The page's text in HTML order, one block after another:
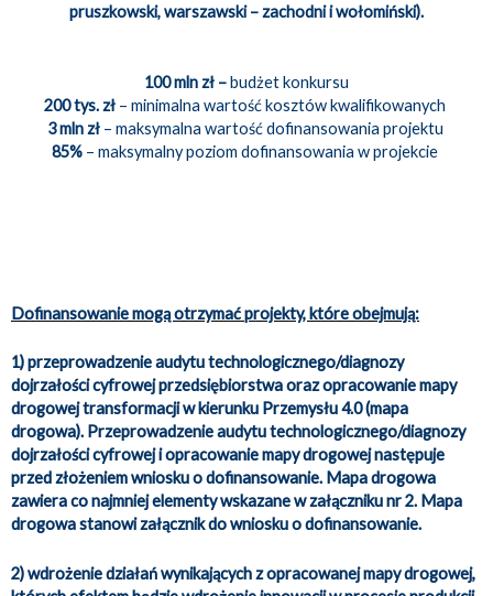
pruszkowski, warszawski – zachodni i wołomiński).
100 mln zł – budżet konkursu
200 tys. zł – minimalna wartość kosztów kwalifikowanych
3 mln zł – maksymalna wartość dofinansowania projektu
85% – maksymalny poziom dofinansowania w projekcie
Dofinansowanie mogą otrzymać projekty, które obejmują:
1) przeprowadzenie audytu technologicznego/diagnozy
dojrzałości cyfrowej przedsiębiorstwa oraz opracowanie mapy
drogowej transformacji w kierunku Przemysłu 4.0 (mapa
drogowa). Przeprowadzenie audytu technologicznego/diagnozy
dojrzałości cyfrowej i opracowanie mapy drogowej następuje
przed złożeniem wniosku o dofinansowanie. Mapa drogowa
zawiera co najmniej elementy wskazane w załączniku nr 2. Mapa
drogowa stanowi załącznik do wniosku o dofinansowanie.
2) wdrożenie działań wynikających z opracowanej mapy drogowej,